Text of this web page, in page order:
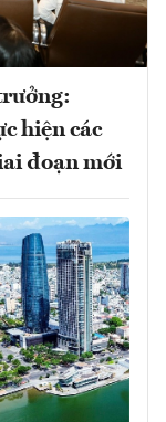
hiện các
đoạn mới